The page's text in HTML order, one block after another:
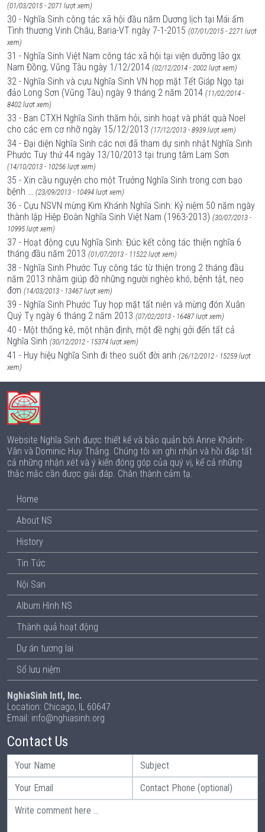
(01/03/2015 - 2071 lượt xem)
30 - Nghĩa Sinh công tác xã hội đầu năm Dương lịch tại Mái ấm
Tình thương Vinh Châu, Baria-VT ngày 7-1-2015 (07/01/2015 - 2271 lượt
xem)
31 - Nghĩa Sinh Việt Nam công tác xã hội tại viện dưỡng lão gx
Nam Đồng, Vũng Tàu ngày 1/12/2014 (02/12/2014 - 2002 lượt xem)
32 - Nghĩa Sinh và cựu Nghĩa Sinh VN họp mặt Tết Giáp Ngọ tại
đảo Long Sơn (Vũng Tàu) ngày 9 tháng 2 năm 2014 (11/02/2014 -
8402 lượt xem)
33 - Ban CTXH Nghĩa Sinh thăm hỏi, sinh hoạt và phát quà Noel
cho các em cơ nhỡ ngày 15/12/2013 (17/12/2013 - 8939 lượt xem)
34 - Đại diện Nghĩa Sinh các nơi đã tham dự sinh nhật Nghĩa Sinh
Phước Tuy thứ 44 ngày 13/10/2013 tại trung tâm Lam Sơn
(14/10/2013 - 10256 lượt xem)
35 - Xin cầu nguyện cho một Trưởng Nghĩa Sinh trong cơn bạo
bệnh … (23/09/2013 - 10494 lượt xem)
36 - Cựu NSVN mừng Kim Khánh Nghĩa Sinh: Kỷ niệm 50 năm ngày
thành lập Hiệp Đoàn Nghĩa Sinh Việt Nam (1963-2013) (30/07/2013 -
10995 lượt xem)
37 - Hoạt động cựu Nghĩa Sinh: Đúc kết công tác thiện nghĩa 6
tháng đầu năm 2013 (01/07/2013 - 11522 lượt xem)
38 - Nghĩa Sinh Phước Tuy công tác từ thiện trong 2 tháng đầu
năm 2013 nhằm giúp đỡ những người nghèo khó, bệnh tật, neo
đơn (14/03/2013 - 13467 lượt xem)
39 - Nghĩa Sinh Phước Tuy họp mặt tất niên và mừng đón Xuân
Quý Tỵ ngày 6 tháng 2 năm 2013 (07/02/2013 - 16487 lượt xem)
40 - Một thống kê, một nhận định, một đề nghị gởi đến tất cả
Nghĩa Sinh (30/12/2012 - 15374 lượt xem)
41 - Huy hiệu Nghĩa Sinh đi theo suốt đời anh (26/12/2012 - 15259 lượt
xem)
Website Nghĩa Sinh được thiết kế và bảo quản bởi Anne Khánh-
Vân và Dominic Huy Thắng. Chúng tôi xin ghi nhận và hồi đáp tất
cả những nhận xét và ý kiến đóng góp của quý vị, kể cả những
thắc mắc cần được giải đáp. Chân thành cảm tạ.
Home
About NS
History
Tin Tức
Nội San
Album Hình NS
Thành quả hoạt động
Dự án tương lai
Sổ lưu niệm
NghiaSinh Intl, Inc.
Location: Chicago, IL 60647
Email: info@nghiasinh.org
Contact Us